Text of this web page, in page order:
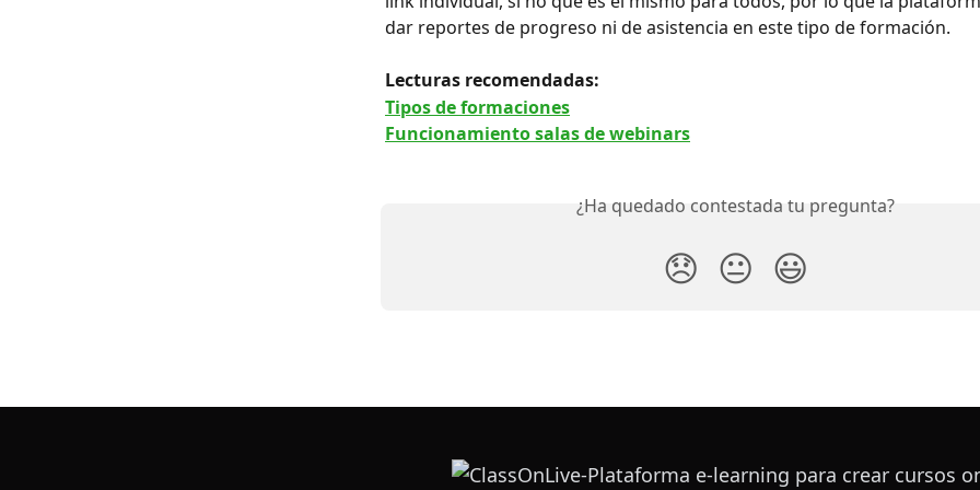
dar reportes de progreso ni de asistencia en este tipo de formación.
Lecturas recomendadas:
Tipos de formaciones
Funcionamiento salas de webinars
¿Ha quedado contestada tu pregunta?
😞 😐 😃